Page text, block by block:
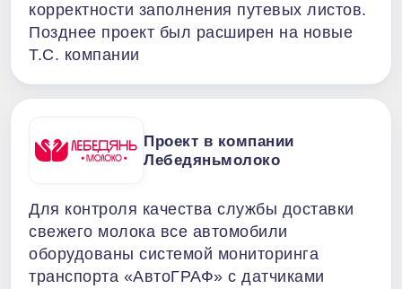
корректности заполнения путевых листов.
Позднее проект был расширен на новые
Т.С. компании
Проект в компании
Лебедяньмолоко
Для контроля качества службы доставки
свежего молока все автомобили
оборудованы системой мониторинга
транспорта «АвтоГРАФ» с датчиками